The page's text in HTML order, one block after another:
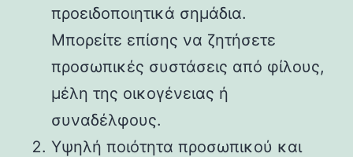
προειδοποιητικά σημάδια.
Μπορείτε επίσης να ζητήσετε
προσωπικές συστάσεις από φίλους,
μέλη της οικογένειας ή
συναδέλφους.
Υψηλή ποιότητα προσωπικού και